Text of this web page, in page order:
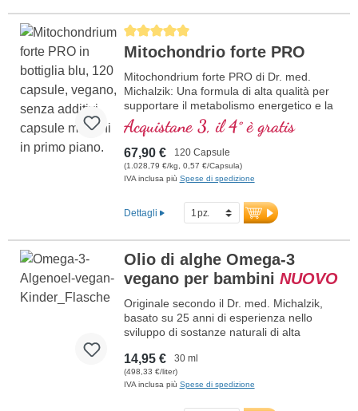
Average rating of 5 out of 5 stars
Mitochondrio forte PRO
Mitochondrium forte PRO di Dr. med.
Michalzik: Una formula di alta qualità per
supportare il metabolismo energetico e la
salute cellulare. Include NADH, Q10,
Resveratrolo e Tiamina, che promuovono
il metabolismo energetico, oltre all'acido
R-Alfa-Lipoico nella preziosa forma di
Sodium-R-Lipoato. Sigillatura senza
garantiscono la massima qualità.
Sviluppato da medici.
Mitochondrium forte PRO
Acquistane 3, il 4° è gratis
67,90 € 120 Capsule
(1.028,79 €/kg, 0,57 €/Capsula)
IVA inclusa più Spese di spedizione
Dettagli
Olio di alghe Omega-3
vegano per bambini NUOVO
Originale secondo il Dr. med. Michalzik,
basato su 25 anni di esperienza nello
sviluppo di sostanze naturali di alta
Omega-3 ad alta purezza, proveniente
dalla microalga Schizochytrium sp., per
dose giornaliera (15 - 30 gocce), con 238
14,95 € 30 ml
(498,33 €/liter)
IVA inclusa più Spese di spedizione